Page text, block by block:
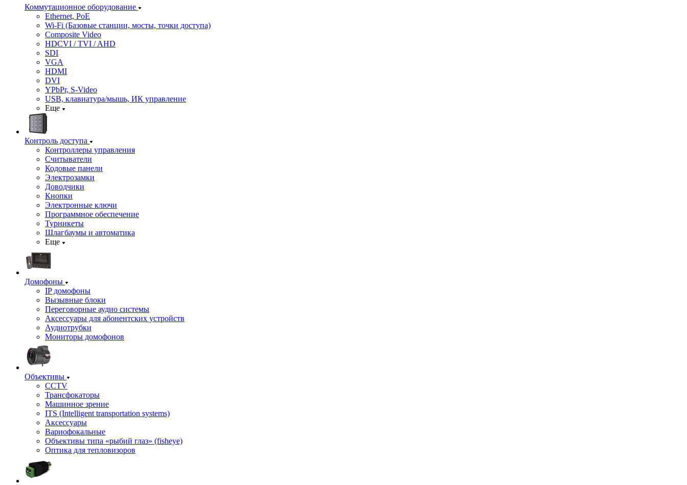
Коммутационное оборудование
Ethernet, PoE
Wi-Fi (Базовые станции, мосты, точки доступа)
Composite Video
HDCVI / TVI / AHD
SDI
VGA
HDMI
DVI
YPbPr, S-Video
USB, клавиатура/мышь, ИК управление
Еще
Контроль доступа
Контроллеры управления
Считыватели
Кодовые панели
Электрозамки
Доводчики
Кнопки
Электронные ключи
Программное обеспечение
Турникеты
Шлагбаумы и автоматика
Еще
Домофоны
IP домофоны
Вызывные блоки
Переговорные аудио системы
Аксессуары для абонентских устройств
Аудиотрубки
Мониторы домофонов
Объективы
CCTV
Трансфокаторы
Машинное зрение
ITS (Intelligent transportation systems)
Аксессуары
Вариофокальные
Объективы типа «рыбий глаз» (fisheye)
Оптика для тепловизоров